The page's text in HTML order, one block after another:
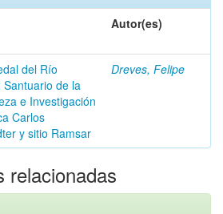
Autor(es)
del Río
Santuario de la
e Investigación
Carlos
y sitio Ramsar
Dreves, Felipe
relacionadas